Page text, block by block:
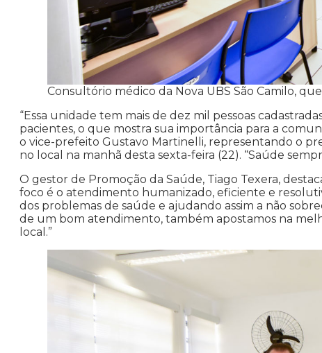
Consultório médico da Nova UBS São Camilo,
“Essa unidade tem mais de dez mil pessoas
pacientes, o que mostra sua importância para a
o vice-prefeito Gustavo Martinelli, representando o
no local na manhã desta sexta-feira (22). “Saúde
O gestor de Promoção da Saúde, Tiago Texera,
foco é o atendimento humanizado, eficiente e
dos problemas de saúde e ajudando assim a não
de um bom atendimento, também apostamos na
local.”